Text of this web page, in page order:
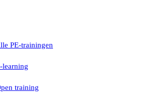
PE-trainingen
learning
training